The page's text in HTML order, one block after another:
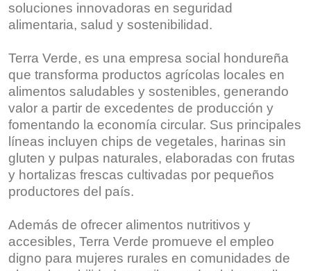
soluciones innovadoras en seguridad
alimentaria, salud y sostenibilidad.
Terra Verde, es una empresa social hondureña
que transforma productos agrícolas locales en
alimentos saludables y sostenibles, generando
valor a partir de excedentes de producción y
fomentando la economía circular. Sus principales
líneas incluyen chips de vegetales, harinas sin
gluten y pulpas naturales, elaboradas con frutas
y hortalizas frescas cultivadas por pequeños
productores del país.
Además de ofrecer alimentos nutritivos y
accesibles, Terra Verde promueve el empleo
digno para mujeres rurales en comunidades de